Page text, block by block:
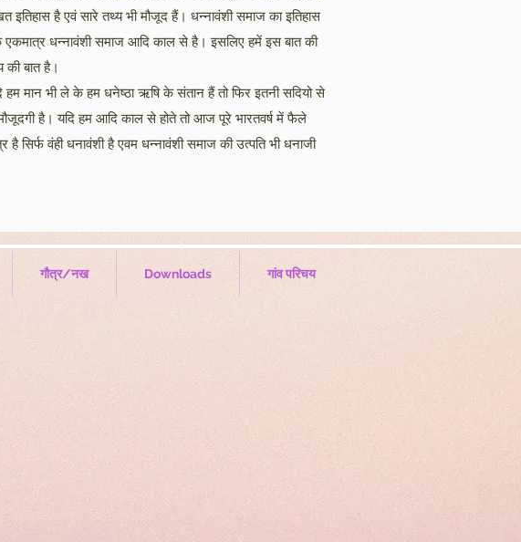
है एवं सारे तथ्य भी मौजूद हैं। धन्नावंशी समाज का इतिहास
एकमात्र धन्नावंशी समाज आदि काल से है। इसलिए हमें इस बात की
की बात है।
हम मान भी ले के हम धनेष्ठा ऋषि के संतान हैं तो फिर इतनी सदियो से
है। यदि हम आदि काल से होते तो आज पूरे भारतवर्ष में फैले
सिर्फ वंही धनावंशी है एवम धन्नावंशी समाज की उत्पति भी धनाजी
गौत्र/नख Downloads गांव परिचय